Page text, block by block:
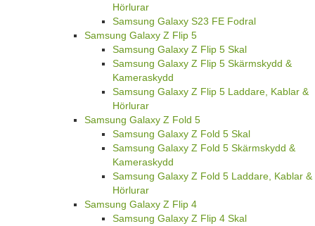
Hörlurar
Samsung Galaxy S23 FE Fodral
Samsung Galaxy Z Flip 5
Samsung Galaxy Z Flip 5 Skal
Samsung Galaxy Z Flip 5 Skärmskydd &
Kameraskydd
Samsung Galaxy Z Flip 5 Laddare, Kablar &
Hörlurar
Samsung Galaxy Z Fold 5
Samsung Galaxy Z Fold 5 Skal
Samsung Galaxy Z Fold 5 Skärmskydd &
Kameraskydd
Samsung Galaxy Z Fold 5 Laddare, Kablar &
Hörlurar
Samsung Galaxy Z Flip 4
Samsung Galaxy Z Flip 4 Skal